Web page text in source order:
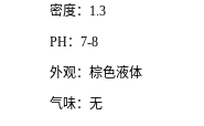
密度：1.3
PH：7-8
外观：棕色液体
气味：无